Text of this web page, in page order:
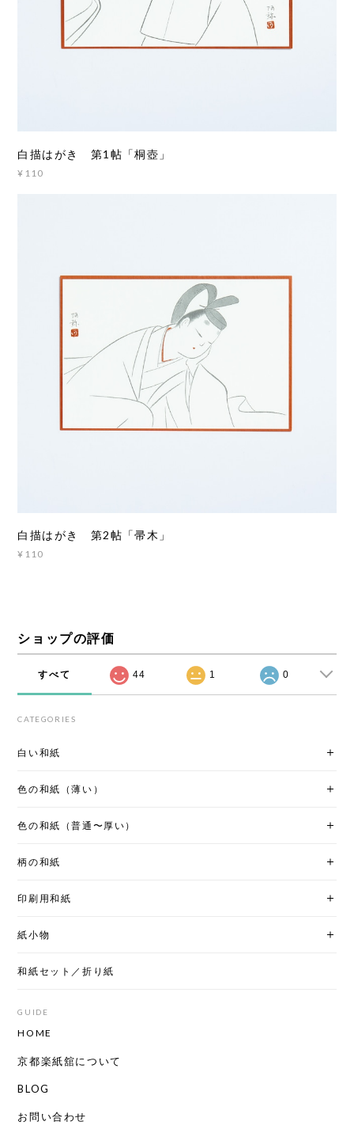
白描はがき 第1帖「桐壺」
¥110
白描はがき 第2帖「帚木」
¥110
ショップの評価
すべて 44 1 0
CATEGORIES
白い和紙
色の和紙（薄い）
色の和紙（普通〜厚い）
柄の和紙
印刷用和紙
紙小物
和紙セット／折り紙
GUIDE
HOME
京都楽紙舘について
BLOG
お問い合わせ